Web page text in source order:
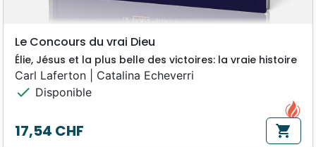
Le Concours du vrai Dieu
Élie, Jésus et la plus belle des victoires: la vraie histoire
Carl Laferton | Catalina Echeverri
check Disponible
Prix
17,54 CHF shopping_cart